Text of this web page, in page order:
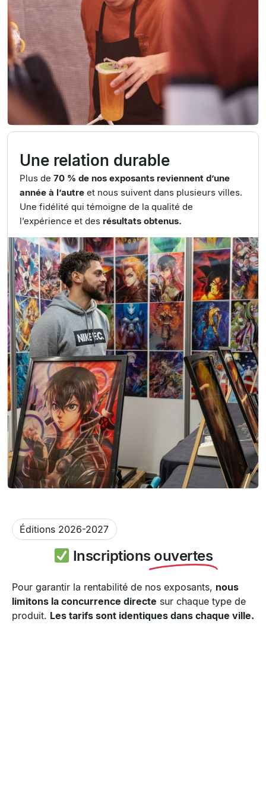
Une relation durable
Plus de 70 % de nos exposants reviennent d’une
année à l’autre et nous suivent dans plusieurs villes.
Une fidélité qui témoigne de la qualité de
l’expérience et des résultats obtenus.
Éditions 2026-2027
Inscriptions ouvertes
Pour garantir la rentabilité de nos exposants, nous
limitons la concurrence directe sur chaque type de
produit. Les tarifs sont identiques dans chaque ville.